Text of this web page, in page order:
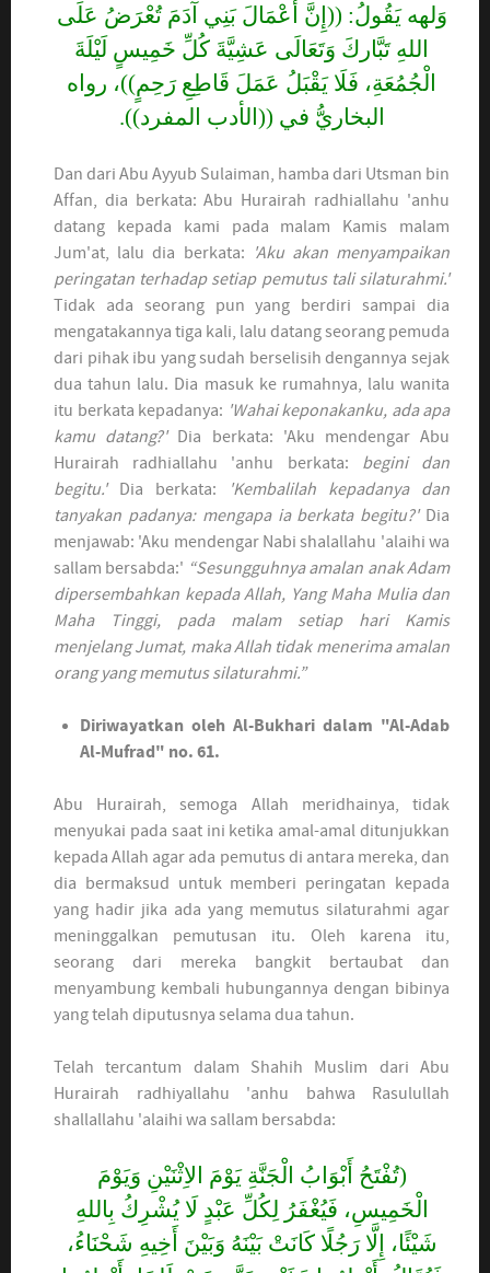
وَلهه يَقُولُ: ((إِنَّ أَعْمَالَ بَنِي آدَمَ تُعْرَضُ عَلَى
اللهِ تَبَّاركَ وَتَعَالَى عَشِيَّةَ كُلِّ خَمِيسٍ لَيْلَةَ
الْجُمُعَةِ، فَلَا يَقْبَلُ عَمَلَ قَاطِعِ رَحِمٍ))، رواه
البخاريُّ في ((الأدب المفرد)).
Dan dari Abu Ayyub Sulaiman, hamba dari Utsman bin
Affan, dia berkata: Abu Hurairah radhiallahu 'anhu
datang kepada kami pada malam Kamis malam
Jum'at, lalu dia berkata:
'Aku akan menyampaikan
peringatan terhadap setiap pemutus tali silaturahmi.'
Tidak ada seorang pun yang berdiri sampai dia
mengatakannya tiga kali, lalu datang seorang pemuda
dari pihak ibu yang sudah berselisih dengannya sejak
dua tahun lalu. Dia masuk ke rumahnya, lalu wanita
itu berkata kepadanya: 'Wahai keponakanku, ada apa
kamu datang?'Dia berkata: 'Aku mendengar Abu
Hurairah radhiallahu 'anhu berkata: begini dan
begitu.'Dia berkata:
'Kembalilah kepadanya dan
tanyakan padanya: mengapa ia berkata begitu?'Dia
menjawab: 'Aku mendengar Nabi shalallahu 'alaihi wa
sallam bersabda:' “Sesungguhnya amalan anak Adam
dipersembahkan kepada Allah, Yang Maha Mulia dan
Maha Tinggi, pada malam setiap hari Kamis
menjelang Jumat, maka Allah tidak menerima amalan
orang yang memutus silaturahmi.”
Diriwayatkan oleh Al-Bukhari dalam "Al-Adab
Al-Mufrad" no. 61.
Abu Hurairah, semoga Allah meridhainya, tidak
menyukai pada saat ini ketika amal-amal ditunjukkan
kepada Allah agar ada pemutus di antara mereka, dan
dia bermaksud untuk memberi peringatan kepada
yang hadir jika ada yang memutus silaturahmi agar
meninggalkan pemutusan itu. Oleh karena itu,
seorang dari mereka bangkit bertaubat dan
menyambung kembali hubungannya dengan bibinya
yang telah diputusnya selama dua tahun.
Telah tercantum dalam Shahih Muslim dari Abu
Hurairah radhiyallahu 'anhu bahwa Rasulullah
shallallahu 'alaihi wa sallam bersabda:
(تُفْتَحُ أَبْوَابُ الْجَنَّةِ يَوْمَ الاِثْنَيْنِ وَيَوْمَ
الْخَمِيسِ، فَيُغْفَرُ لِكُلِّ عَبْدٍ لَا يُشْرِكُ بِاللهِ
شَيْئًا، إِلَّا رَجُلًا كَانَتْ بَيْنَهُ وَبَيْنَ أَخِيهِ شَحْنَاءُ،